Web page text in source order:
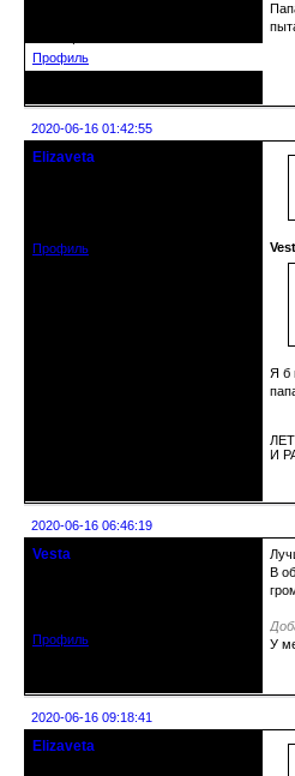
Профиль
2020-06-16 01:42:55
Elizaveta
Профиль
Я б
И
2020-06-16 06:46:19
Vesta
Профиль
В
У
2020-06-16 09:18:41
Elizaveta